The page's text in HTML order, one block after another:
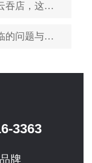
定店铺的未来
与解决方案
3363
牌